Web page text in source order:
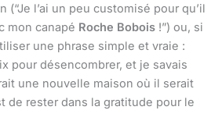
(“Je l’ai un peu customisé pour qu’il
mon canapé Roche Bobois !”) ou, si
une phrase simple et vraie :
pour désencombrer, et je savais
une nouvelle maison où il serait
de rester dans la gratitude pour le